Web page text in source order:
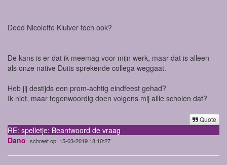
Deed Nicolette Kluiver toch ook?
De kans is er dat ik meemag voor mijn werk, maar dat is alleen
als onze native Duits sprekende collega weggaat.
Heb jij destijds een prom-achtig eindfeest gehad?
Ik niet, maar tegenwoordig doen volgens mij allle scholen dat?
Quote
RE: spelletje: Beantwoord de vraag
Dano schreef op: 15-03-2019 18:10:27